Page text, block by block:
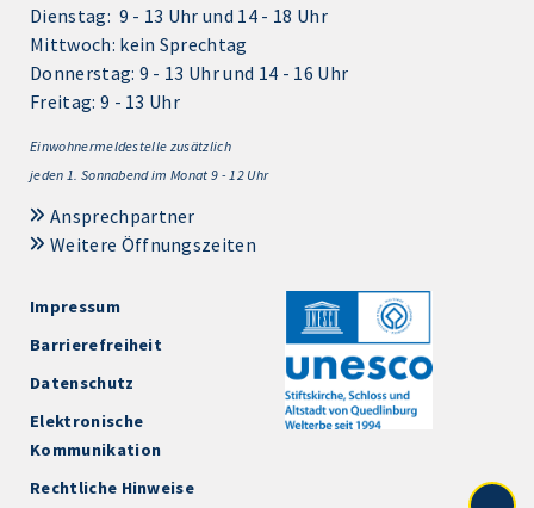
Dienstag: 9 - 13 Uhr und 14 - 18 Uhr
Mittwoch: kein Sprechtag
Donnerstag: 9 - 13 Uhr und 14 - 16 Uhr
Freitag: 9 - 13 Uhr
Einwohnermeldestelle zusätzlich
jeden 1. Sonnabend im Monat 9 - 12 Uhr
Ansprechpartner
Weitere Öffnungszeiten
Impressum
Barrierefreiheit
Datenschutz
Elektronische
Kommunikation
Rechtliche Hinweise